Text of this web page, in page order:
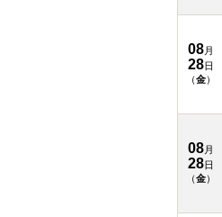
08月
28日
（金）
08月
28日
（金）